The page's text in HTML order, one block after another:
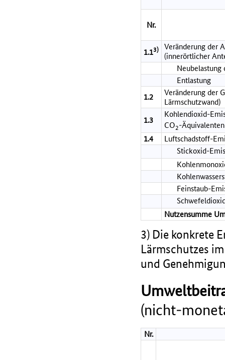
Nr.
1.13)
Veränderung der
(innerörtlicher
Neubelastung
Entlastung
1.2
Veränderung der
Lärmschutzwand)
1.3
Kohlendioxid-
CO2-
1.4
Luftschadstoff-
Stickoxid-
Feinstaub-
Nutzensumme
3) Die konkrete
Lärmschutzes
und
(nicht-
Nr.